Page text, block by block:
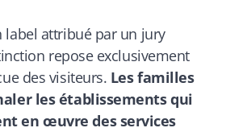
label attribué par un jury
repose exclusivement
des visiteurs. Les familles
les établissements qui
en œuvre des services